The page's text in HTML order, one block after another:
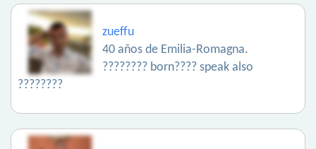
zueffu
40 años de Emilia-Romagna.
???????? born???? speak also
????????